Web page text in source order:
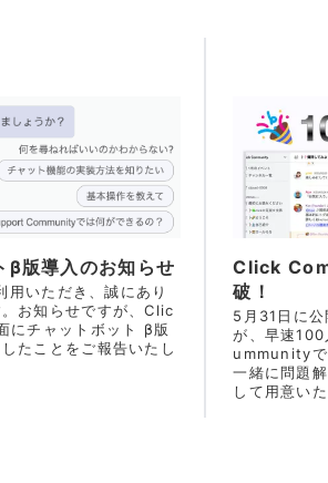
β版導入のお知らせ
いただき、誠にあり
お知らせですが、Clic
にチャットボット β版
たことをご報告いたし
Click
破！
5月31日に
が、早速100人
ummunityで
一緒に問題
して用意いたしま